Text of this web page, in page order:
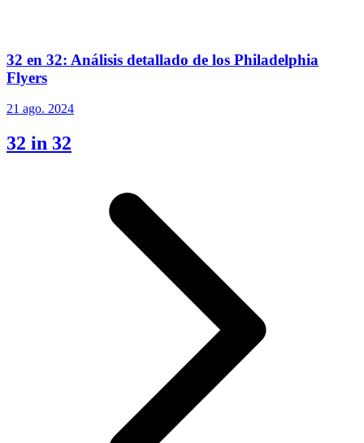
32 en 32: Análisis detallado de los Philadelphia
Flyers
21 ago. 2024
32 in 32